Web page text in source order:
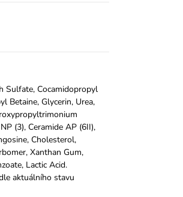
Sulfate, Cocamidopropyl
Betaine, Glycerin, Urea,
(3), Ceramide AP (6II),
Cholesterol,
Xanthan Gum,
Lactic Acid.
aktuálního stavu